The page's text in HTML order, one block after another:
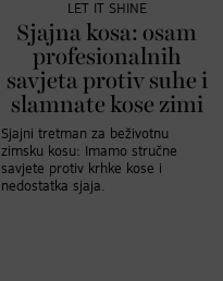
LET IT SHINE
Sjajna kosa: osam
profesionalnih
savjeta protiv suhe i
slamnate kose zimi
Sjajni tretman za beživotnu
zimsku kosu: Imamo stručne
savjete protiv krhke kose i
nedostatka sjaja.